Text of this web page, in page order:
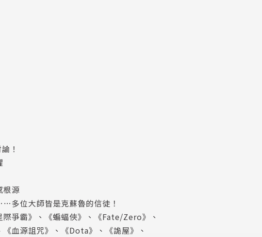
！
根源
位大師皆是克蘇魯的信徒！
爭霸》、《蝙蝠俠》、《Fate/Zero》、
血源詛咒》、《Dota》、《詭屋》、